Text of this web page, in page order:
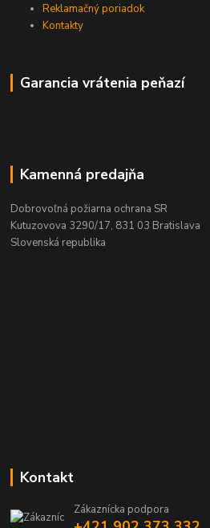
Reklamačný poriadok
Kontakty
Garancia vrátenia peňazí
Kamenná predajňa
Dobrovoľná požiarna ochrana SR
Kutuzovova 3290/17, 831 03 Bratislava
Slovenská republika
Kontakt
Zákaznícka podpora